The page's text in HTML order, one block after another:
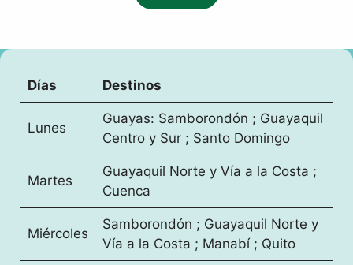
Días Destinos
Lunes
Guayas: Samborondón ; Guayaquil
Centro y Sur ; Santo Domingo
Martes
Guayaquil Norte y Vía a la Costa ;
Cuenca
Miércoles
Samborondón ; Guayaquil Norte y
Vía a la Costa ; Manabí ; Quito